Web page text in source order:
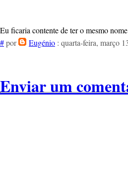
Eu ficaria contente de ter o mesmo
#por Eugénio : quarta-feira, março
Enviar um